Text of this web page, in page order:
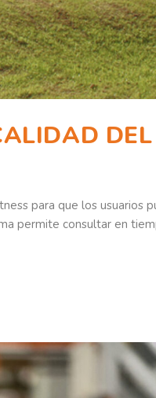
para que los usuarios
permite consultar en